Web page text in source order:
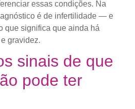
essas condições. Na
é de infertilidade — e
que significa que ainda há
gravidez.
sinais de que
pode ter